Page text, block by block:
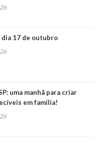
dia 17 de outubro
uma manhã para criar
em família!